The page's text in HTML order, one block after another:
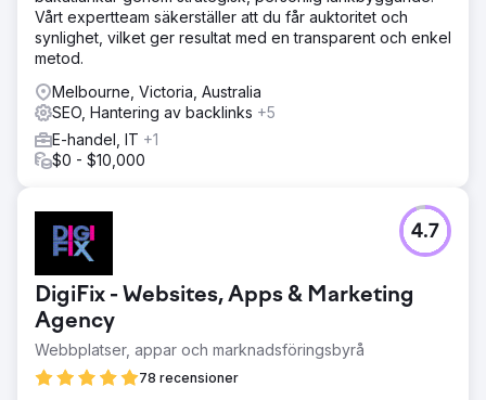
Vårt expertteam säkerställer att du får auktoritet och
synlighet, vilket ger resultat med en transparent och enkel
metod.
Melbourne, Victoria, Australia
SEO, Hantering av backlinks +5
E-handel, IT +1
$0 - $10,000
DigiFix - Websites, Apps & Marketing
Agency
Webbplatser, appar och marknadsföringsbyrå
78 recensioner
4.7